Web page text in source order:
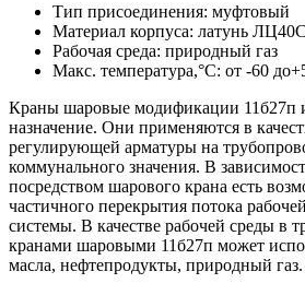
Тип присоединения: муфтовый
Материал корпуса: латунь ЛЦ40С
Рабочая среда: природный газ
Макс. температура,°С: от -60
Краны шаровые модификации 11б27п
назначение. Они применяются в
регулирующей арматуры на
коммунального значения. В
посредством шарового крана есть
частичного перекрытия потока
системы. В качестве рабочей среды в
кранами шаровыми 11б27п может
масла, нефтепродукты, природный газ.